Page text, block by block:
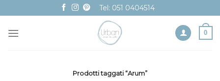
to
content
Tel: 051 0404514
0
Prodotti taggati “Arum”